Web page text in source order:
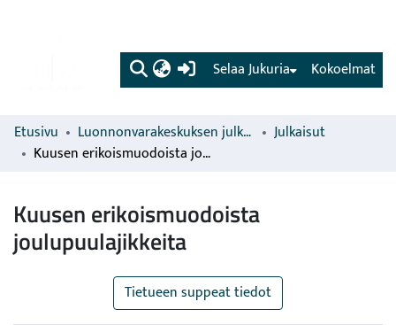
(current) Kokoelmat
Selaa Jukuria
Etusivu Luonnonvarakeskuksen julkaisut
Julkaisut
Kuusen erikoismuodoista joulupuulajikkeita
Kuusen erikoismuodoista
joulupuulajikkeita
Tietueen suppeat tiedot